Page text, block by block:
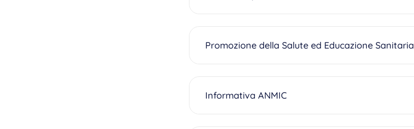
Promozione della Salute ed Educazione Sanitaria
Informativa ANMIC